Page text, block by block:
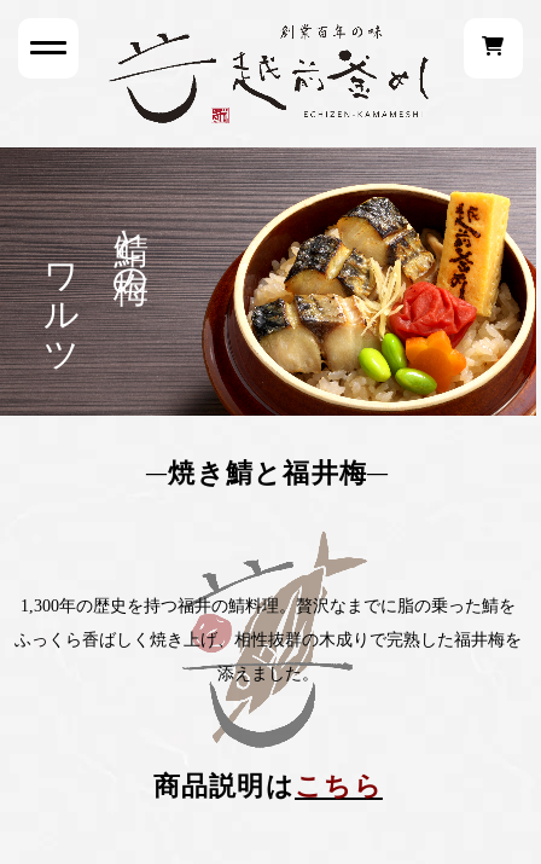
鯖と梅の
ワルツ
焼き鯖と福井梅
1,300年の歴史を持つ福井の鯖料理。贅沢なまでに脂の乗った鯖を
ふっくら香ばしく焼き上げ、相性抜群の木成りで完熟した福井梅を
添えました。
商品説明は こちら